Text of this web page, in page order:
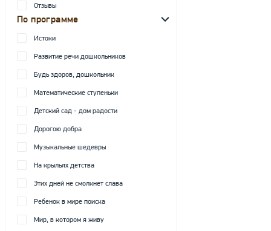
Отзывы
По программе
Истоки
Развитие речи дошкольников
Будь здоров, дошкольник
Математические ступеньки
Детский сад - дом радости
Дорогою добра
Музыкальные шедевры
На крыльях детства
Этих дней не смолкнет слава
Ребенок в мире поиска
Мир, в котором я живу